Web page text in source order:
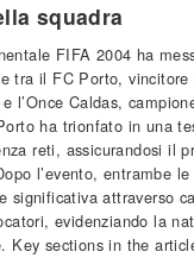
squadra
FIFA 2004 ha
tra il FC Porto, vincitore
l’Once Caldas,
ha trionfato in una
reti, assicurandosi il
l’evento, entrambe
significativa attraverso
evidenziando la
Key sections in the